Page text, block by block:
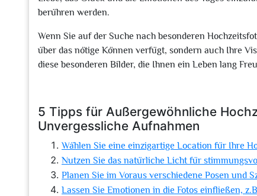
berühren werden.
Wenn Sie auf der Suche nach besonderen
über das nötige Können verfügt, sondern auch Ihre
diese besonderen Bilder, die Ihnen ein Leben lang
5 Tipps für Außergewöhnliche
Unvergessliche Aufnahmen
Wählen Sie eine einzigartige Location für Ihre
Nutzen Sie das natürliche Licht für
Planen Sie im Voraus verschiedene Posen und
Lassen Sie Emotionen in die Fotos einfließen,